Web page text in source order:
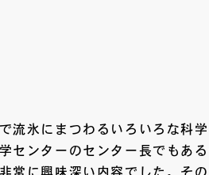
流氷にまつわるいろいろな科学
センターのセンター長でもあ
常に興味深い内容でした。その